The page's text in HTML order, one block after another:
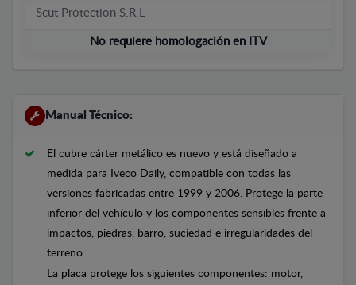
Scut Protection S.R.L
No requiere homologación en ITV
Manual Técnico:
El cubre cárter metálico es nuevo y está diseñado a
medida para Iveco Daily, compatible con todas las
versiones fabricadas entre 1999 y 2006. Protege la parte
inferior del vehículo y los componentes sensibles frente a
impactos, piedras, barro, suciedad e irregularidades del
terreno.
La placa protege los siguientes componentes: motor,